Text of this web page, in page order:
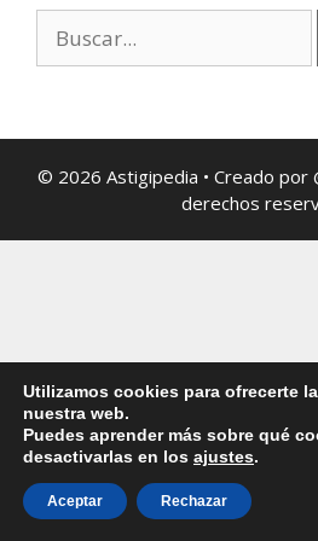
© 2026 Astigipedia • Creado por
derechos
Utilizamos cookies para ofrecerte
nuestra web.
Puedes aprender más sobre qué
desactivarlas en los ajustes.
Aceptar Rechazar